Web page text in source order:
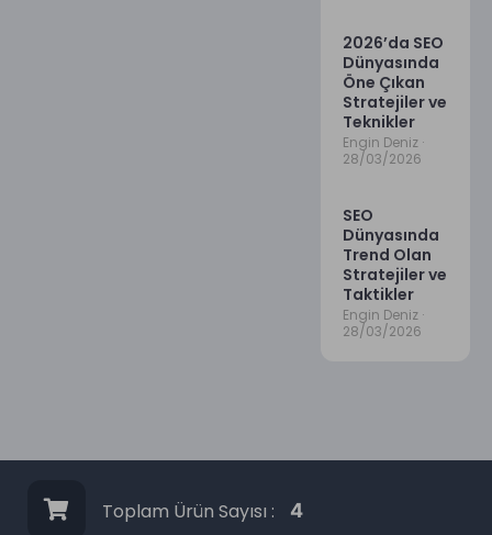
2026’da SEO
Dünyasında
Öne Çıkan
Stratejiler ve
Teknikler
Engin Deniz
28/03/2026
SEO
Dünyasında
Trend Olan
Stratejiler ve
Taktikler
Engin Deniz
28/03/2026
Toplam Ürün Sayısı : 4